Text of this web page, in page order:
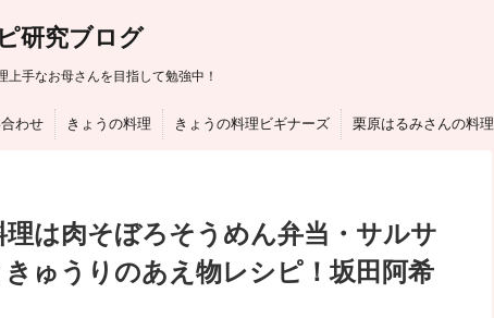
研究ブログ
手なお母さんを目指して勉強中！
わせ きょうの料理 きょうの料理ビギナーズ 栗原はるみさんの料理
は肉そぼろそうめん弁当・サルサ
ゅうりのあえ物レシピ！坂田阿希